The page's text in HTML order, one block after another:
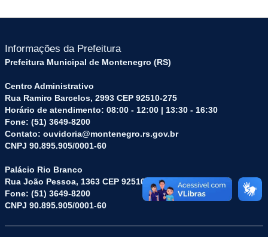
Informações da Prefeitura
Prefeitura Municipal de Montenegro (RS)
Centro Administrativo
Rua Ramiro Barcelos, 2993 CEP 92510-275
Horário de atendimento: 08:00 - 12:00 | 13:30 - 16:30
Fone: (51) 3649-8200
Contato: ouvidoria@montenegro.rs.gov.br
CNPJ 90.895.905/0001-60
Palácio Rio Branco
Rua João Pessoa, 1363 CEP 92510-045
Fone: (51) 3649-8200
CNPJ 90.895.905/0001-60